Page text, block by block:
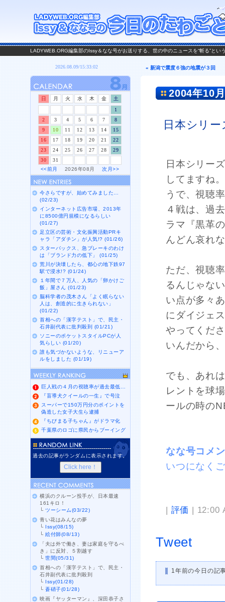
LADYWEB.ORG編集部のIssy＆なな号がお送りする、世の中のニュースを“斬る”と
« 新潟で震度６強の地震が３回
2004年10
日本シリ
日本シリー
してますね
うで、視聴
４戦は、過
ラマ『黒革
んどん哀れ
ただ、視聴
るんじゃな
い点が多々
にダイジェ
やってくだ
いんだから
でも、あれ
レントを球
ールの時の
なな号コ
いつになく
| 評価 | 12:00
Tweet
1年前の今日の記
日 月 火 水 木 金
土
1
2
3 4 5 6 7
8
9
10 11 12 13 14
15
16
17 18 19 20 21
22
23
24 25 26 27 28
29
30
31
<<前月
2026年08月次月>>
今さらですが、始めてみました…
(02/23)
インターネット広告市場、2013年
に8500億円規模になるらしい
(01/27)
足立区の芸術・文化振興活動PRキ
ャラ「アダチン」が人気!? (01/26)
スターバックス、急ブレーキのわけ
は「ブランド力の低下」 (01/25)
荒川が決壊したら、都心の地下鉄97
駅で浸水!? (01/24)
１年間で７万人、人気の「卵かけご
飯」屋さん (01/23)
脳科学者の茂木さん「よく眠らない
人は、創造的に生きられない」
(01/22)
首相への「漢字テスト」で、民主・
石井副代表に批判殺到 (01/21)
ソニーのポケットスタイルPCが人
気らしい (01/20)
誰も気づかないような、リニューア
ルをしました (01/19)
巨人戦の４月の視聴率が過去最低…
『盲導犬クイールの一生』で号泣
スーパーで150万円分のポイントを
偽造した女子大生ら逮捕
『ちびまる子ちゃん』がドラマ化
千葉県のロゴに県民からブーイング
過去の記事がランダムに表示されます。
横浜のクルーン投手が、日本最速
161キロ！
└ツーシーム(03/22)
青い花はみんなの夢
└ Issy(08/15)
└絵付師(08/13)
「夫は外で働き、妻は家庭を守るべ
き」に反対、５割越す
└世間(05/31)
首相への「漢字テスト」で、民主・
石井副代表に批判殺到
└ Issy(01/28)
└蒼硝子(01/28)
映画『ヤッターマン』、深田恭子さ